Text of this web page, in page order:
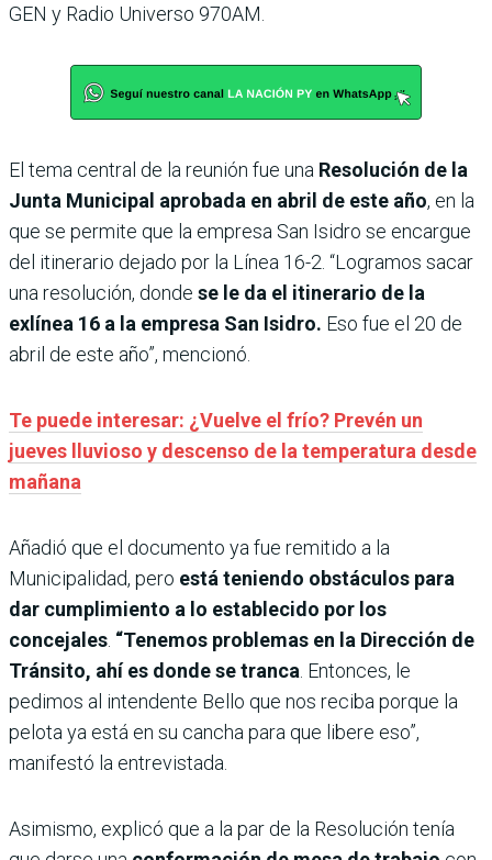
GEN y Radio Universo 970AM.
El tema central de la reunión fue una Resolución de la
Junta Municipal aprobada en abril de este año, en la
que se permite que la empresa San Isidro se encargue
del itinerario dejado por la Línea 16-2. “Logramos sacar
una resolución, donde se le da el itinerario de la
exlínea 16 a la empresa San Isidro. Eso fue el 20 de
abril de este año”, mencionó.
Te puede interesar: ¿Vuelve el frío? Prevén un
jueves lluvioso y descenso de la temperatura desde
mañana
Añadió que el documento ya fue remitido a la
Municipalidad, pero está teniendo obstáculos para
dar cumplimiento a lo establecido por los
concejales “Tenemos problemas en la Dirección de
Tránsito, ahí es donde se tranca . Entonces, le
pedimos al intendente Bello que nos reciba porque la
pelota ya está en su cancha para que libere eso”,
manifestó la entrevistada.
Asimismo, explicó que a la par de la Resolución tenía